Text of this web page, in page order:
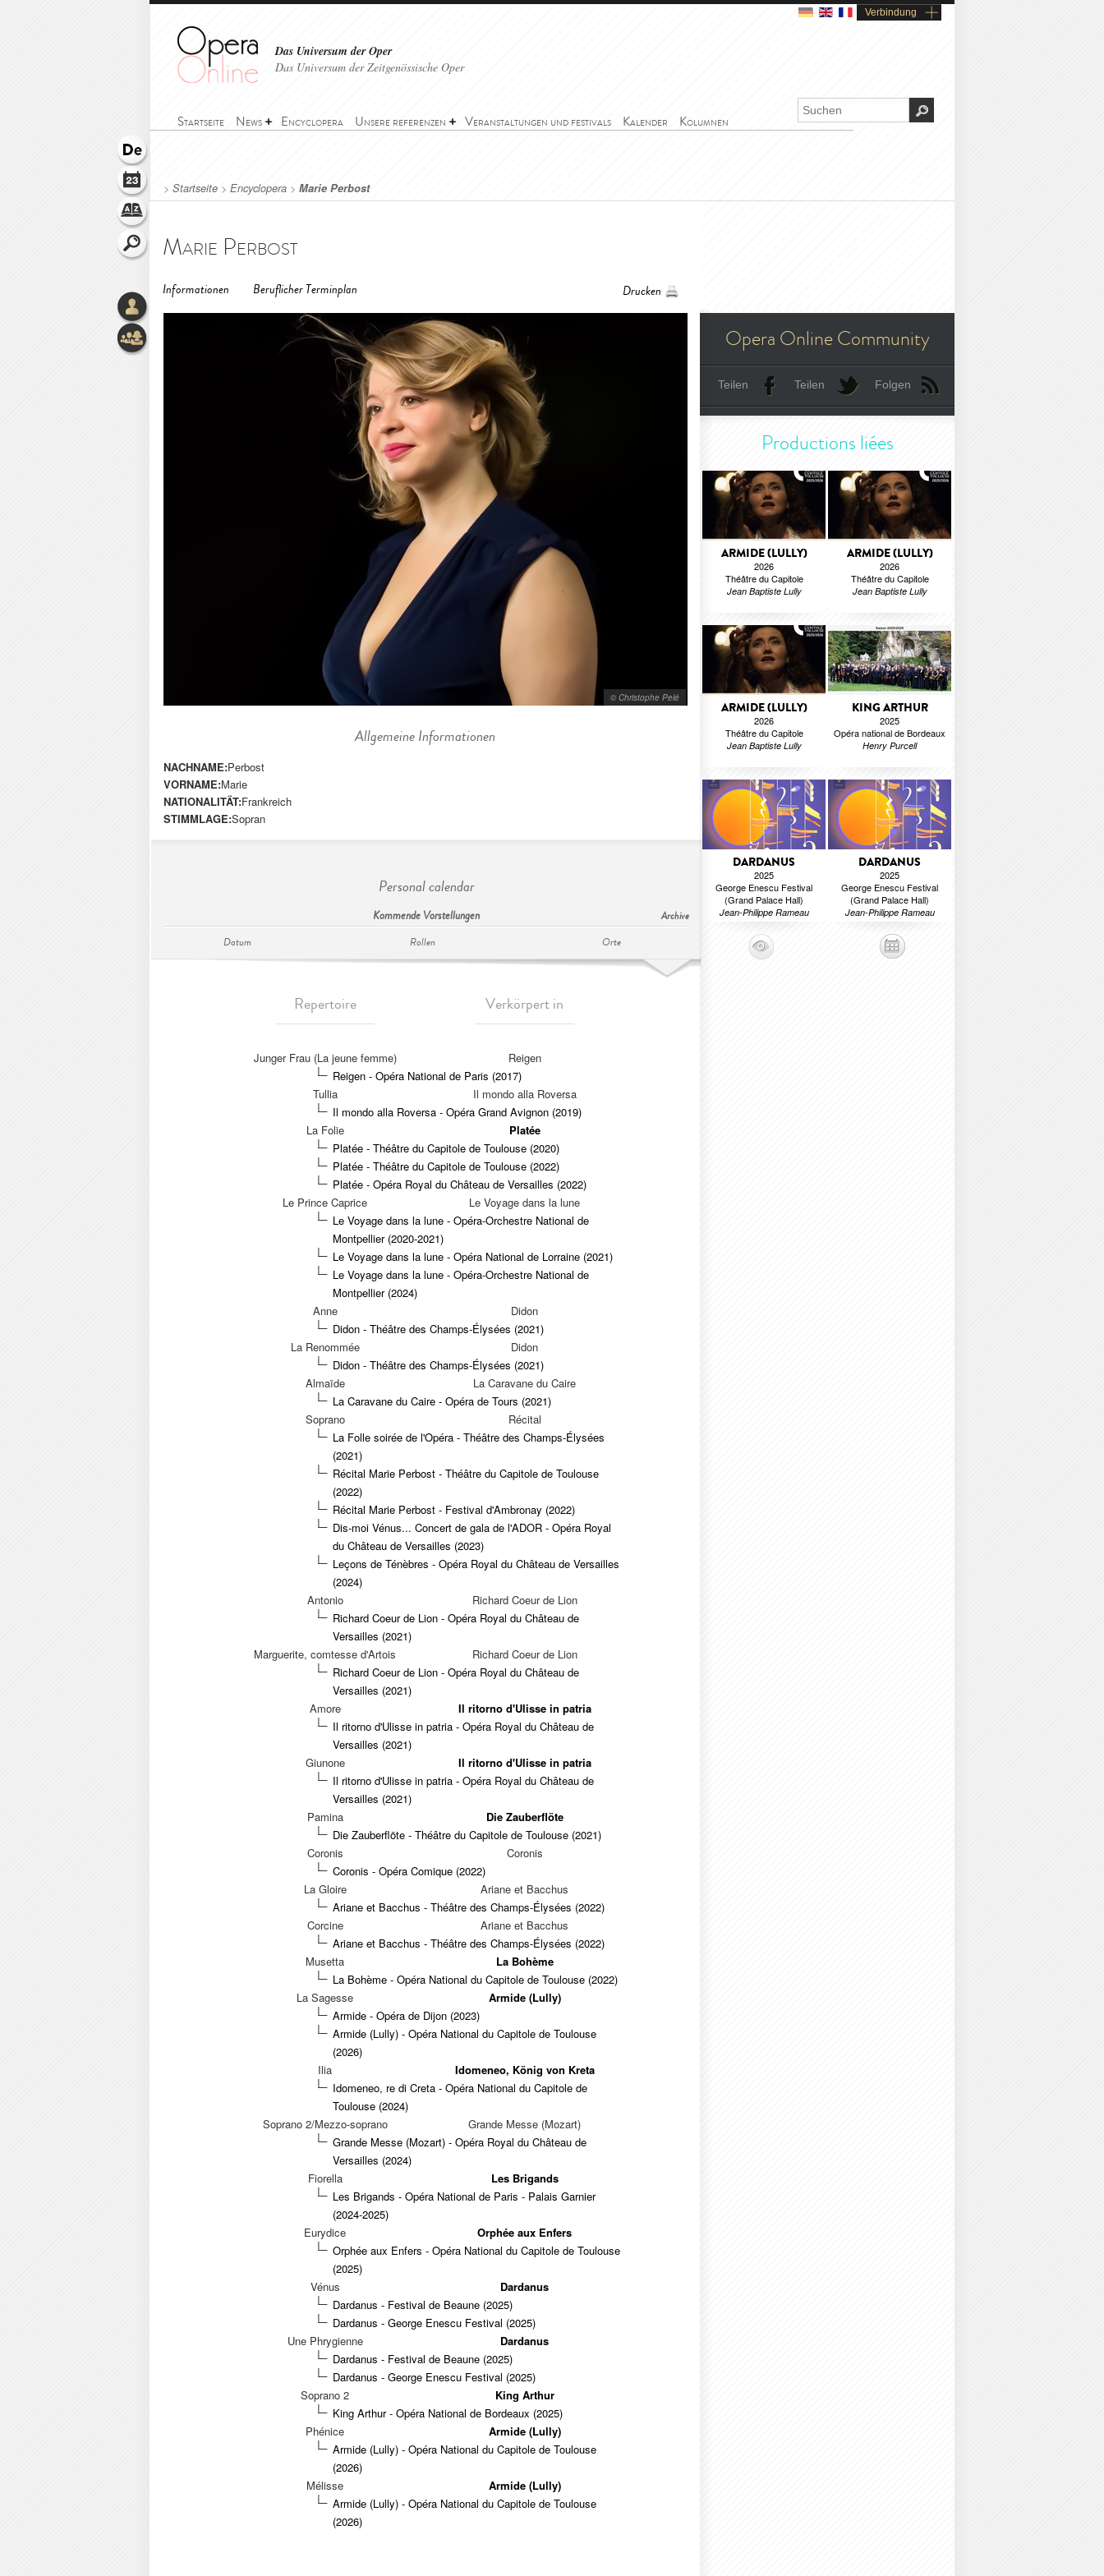
Verbindung
Das Universum der Oper
Das Universum der Zeitgenössische Oper
Startseite News Encyclopera Unsere referenzen Veranstaltungen und festivals Kalender Kolumnen
> Startseite > Encyclopera > Marie Perbost
Marie Perbost
Informationen Beruflicher Terminplan Drucken
© Christophe Pelé
Allgemeine Informationen
NACHNAME:Perbost
VORNAME:Marie
NATIONALITÄT:Frankreich
STIMMLAGE:Sopran
Personal calendar
Kommende Vorstellungen Archive
Datum Rollen Orte
Repertoire Verkörpert in
Junger Frau (La jeune femme)
Reigen
Reigen - Opéra National de Paris (2017)
Tullia
Il mondo alla Roversa
Il mondo alla Roversa - Opéra Grand Avignon (2019)
La Folie
Platée
Platée - Théâtre du Capitole de Toulouse (2020)
Platée - Théâtre du Capitole de Toulouse (2022)
Platée - Opéra Royal du Château de Versailles (2022)
Le Prince Caprice
Le Voyage dans la lune
Le Voyage dans la lune - Opéra-Orchestre National de
Montpellier (2020-2021)
Le Voyage dans la lune - Opéra National de Lorraine (2021)
Le Voyage dans la lune - Opéra-Orchestre National de
Montpellier (2024)
Anne
Didon
Didon - Théâtre des Champs-Élysées (2021)
La Renommée
Didon
Didon - Théâtre des Champs-Élysées (2021)
Almaïde
La Caravane du Caire
La Caravane du Caire - Opéra de Tours (2021)
Soprano
Récital
La Folle soirée de l'Opéra - Théâtre des Champs-Élysées
(2021)
Récital Marie Perbost - Théâtre du Capitole de Toulouse
(2022)
Récital Marie Perbost - Festival d'Ambronay (2022)
Dis-moi Vénus... Concert de gala de l'ADOR - Opéra Royal
du Château de Versailles (2023)
Leçons de Ténèbres - Opéra Royal du Château de Versailles
(2024)
Antonio
Richard Coeur de Lion
Richard Coeur de Lion - Opéra Royal du Château de
Versailles (2021)
Marguerite, comtesse d'Artois
Richard Coeur de Lion
Richard Coeur de Lion - Opéra Royal du Château de
Versailles (2021)
Amore
Il ritorno d'Ulisse in patria
Il ritorno d'Ulisse in patria - Opéra Royal du Château de
Versailles (2021)
Giunone
Il ritorno d'Ulisse in patria
Il ritorno d'Ulisse in patria - Opéra Royal du Château de
Versailles (2021)
Pamina
Die Zauberflöte
Die Zauberflöte - Théâtre du Capitole de Toulouse (2021)
Coronis
Coronis
Coronis - Opéra Comique (2022)
La Gloire
Ariane et Bacchus
Ariane et Bacchus - Théâtre des Champs-Élysées (2022)
Corcine
Ariane et Bacchus
Ariane et Bacchus - Théâtre des Champs-Élysées (2022)
Musetta
La Bohème
La Bohème - Opéra National du Capitole de Toulouse (2022)
La Sagesse
Armide (Lully)
Armide - Opéra de Dijon (2023)
Armide (Lully) - Opéra National du Capitole de Toulouse
(2026)
Ilia
Idomeneo, König von Kreta
Idomeneo, re di Creta - Opéra National du Capitole de
Toulouse (2024)
Soprano 2/Mezzo-soprano
Grande Messe (Mozart)
Grande Messe (Mozart) - Opéra Royal du Château de
Versailles (2024)
Fiorella
Les Brigands
Les Brigands - Opéra National de Paris - Palais Garnier
(2024-2025)
Eurydice
Orphée aux Enfers
Orphée aux Enfers - Opéra National du Capitole de Toulouse
(2025)
Vénus
Dardanus
Dardanus - Festival de Beaune (2025)
Dardanus - George Enescu Festival (2025)
Une Phrygienne
Dardanus
Dardanus - Festival de Beaune (2025)
Dardanus - George Enescu Festival (2025)
Soprano 2
King Arthur
King Arthur - Opéra National de Bordeaux (2025)
Phénice
Armide (Lully)
Armide (Lully) - Opéra National du Capitole de Toulouse
(2026)
Mélisse
Armide (Lully)
Armide (Lully) - Opéra National du Capitole de Toulouse
(2026)
Opera Online Community
Teilen Teilen Folgen
Productions liées
ARMIDE (LULLY)
2026
Théâtre du Capitole
Jean Baptiste Lully
ARMIDE (LULLY)
2026
Théâtre du Capitole
Jean Baptiste Lully
ARMIDE (LULLY)
2026
Théâtre du Capitole
Jean Baptiste Lully
KING ARTHUR
2025
Opéra national de Bordeaux
Henry Purcell
DARDANUS
2025
George Enescu Festival
(Grand Palace Hall)
Jean-Philippe Rameau
DARDANUS
2025
George Enescu Festival
(Grand Palace Hall)
Jean-Philippe Rameau